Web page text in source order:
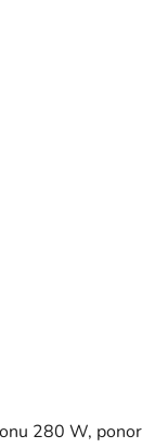
280 W, ponor